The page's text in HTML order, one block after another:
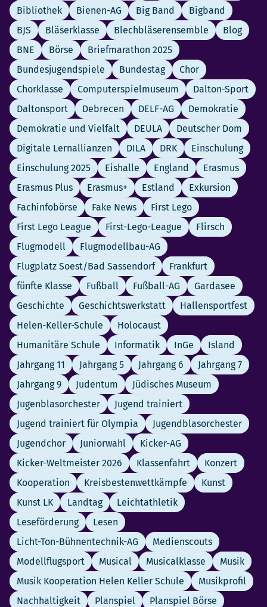
Bibliothek
Bienen-AG Big Band
Bigband
BJS
Bläserklasse Blechbläserensemble
Blog
BNE
Börse
Briefmarathon 2025
Bundesjugendspiele
Bundestag
Chor
Chorklasse
Computerspielmuseum
Dalton-Sport
Daltonsport
Debrecen DELF-AG
Demokratie
Demokratie und Vielfalt
DEULA
Deutscher Dom
Digitale Lernallianzen
DILA DRK
Einschulung
Einschulung 2025
Eishalle England
Erasmus
Erasmus Plus
Erasmus+ Estland
Exkursion
Fachinfobörse
Fake News
First Lego
First Lego League
First-Lego-League
Flirsch
Flugmodell
Flugmodellbau-AG
Flugplatz Soest/Bad Sassendorf
Frankfurt
fünfte Klasse
Fußball Fußball-AG
Gardasee
Geschichte
Geschichtswerkstatt
Hallensportfest
Helen-Keller-Schule
Holocaust
Humanitäre Schule
Informatik InGe
Island
Jahrgang 11
Jahrgang 5 Jahrgang 6
Jahrgang 7
Jahrgang 9
Judentum
Jüdisches Museum
Jugenblasorchester
Jugend trainiert
Jugend trainiert für Olympia
Jugendblasorchester
Jugendchor
Juniorwahl
Kicker-AG
Kicker-Weltmeister 2026
Klassenfahrt
Konzert
Kooperation
Kreisbestenwettkämpfe
Kunst
Kunst LK
Landtag
Leichtathletik
Leseförderung
Lesen
Licht-Ton-Bühnentechnik-AG
Medienscouts
Modellflugsport
Musical Musicalklasse
Musik
Musik Kooperation Helen Keller Schule
Musikprofil
Nachhaltigkeit
Planspiel
Planspiel Börse